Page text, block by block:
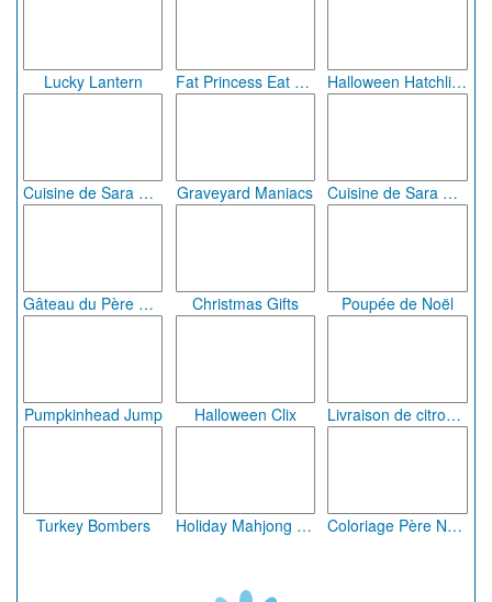
Lucky Lantern Fat Princess Eat Eat Eat Halloween Hatchlings
Cuisine de Sara Cupcakes d'Halloween Graveyard Maniacs Cuisine de Sara Quesadillas d'Halloween
Gâteau du Père Noël Christmas Gifts Poupée de Noël
Pumpkinhead Jump Halloween Clix Livraison de citrouilles
Turkey Bombers Holiday Mahjong Dimensions Coloriage Père Noël